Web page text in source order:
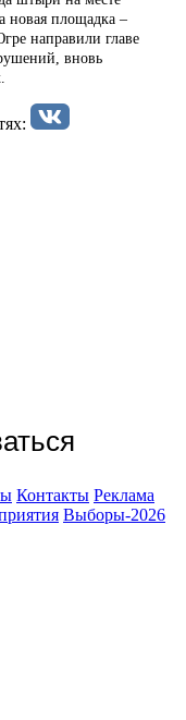
новая площадка –
направили главе
вновь
Контакты Реклама
Выборы-2026